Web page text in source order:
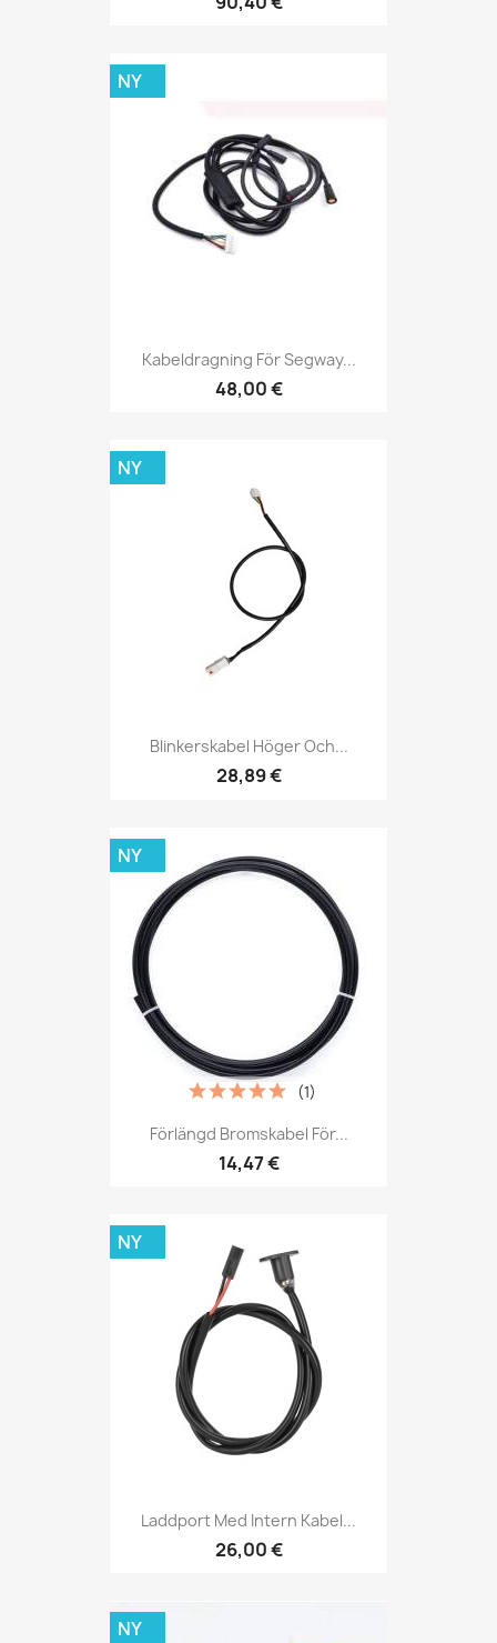
Kabeldragning För Segway...
48,00 €
NY
Blinkerskabel Höger Och...
28,89 €
NY
Förlängd Bromskabel För...
14,47 €
(1)
NY
Laddport Med Intern Kabel...
26,00 €
NY
NY